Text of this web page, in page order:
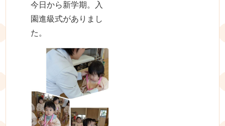
今日から新学期。入
園進級式がありまし
た。